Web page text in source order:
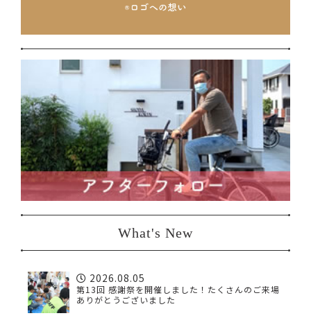
What's New
2026.08.05
第13回 感謝祭を開催しました！たくさんのご来場
ありがとうございました